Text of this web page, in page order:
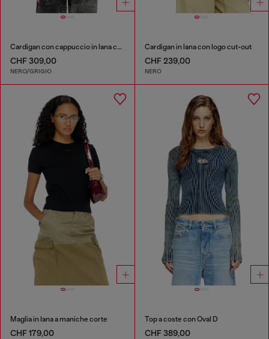
Cardigan con cappuccio in lana con stampa interna
CHF 309,00
NERO/GRIGIO
Cardigan in lana con logo cut-out
CHF 239,00
NERO
Maglia in lana a maniche corte
CHF 179,00
Top a coste con Oval D
CHF 389,00